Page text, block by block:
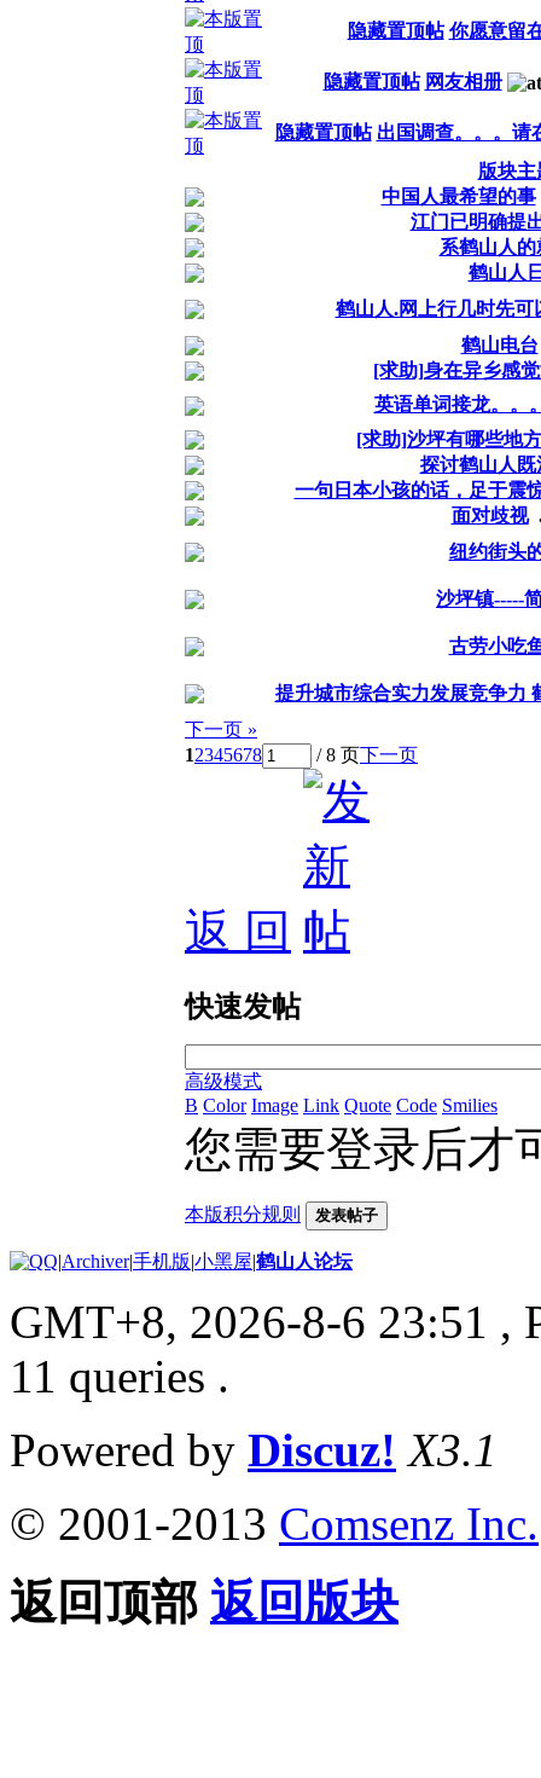
隐藏置顶帖 你愿意留
隐藏置顶帖 网友相册
隐藏置顶帖 出国调查。。。请
版块主
中国人最希望的事
江门已明确提
系鹤山人的
鹤山人
鹤山人.网上行几时先可
鹤山电台
[求助]身在异乡感
英语单词接龙。。
[求助]沙坪有哪些地
探讨鹤山人既
一句日本小孩的话，足于震
面对歧视
纽约街头
沙坪镇-----
古劳小吃
提升城市综合实力发展竞争力
下一页 »
12345678 / 8 页下一页
返 回
快速发帖
高级模式
B Color Image Link Quote Code Smilies
您需要登录后才
本版积分规则 发表帖子
|Archiver|手机版|小黑屋|鹤山人论坛
GMT+8, 2026-8-6 23:51 ,
11 queries .
Powered by Discuz! X3.1
© 2001-2013 Comsenz Inc.
返回顶部 返回版块